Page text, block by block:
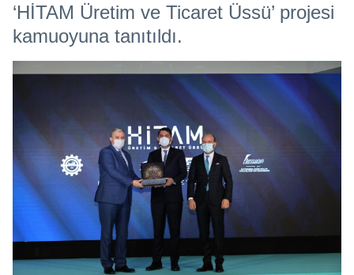
‘HİTAM Üretim ve Ticaret Üssü’ projesi
kamuoyuna tanıtıldı.